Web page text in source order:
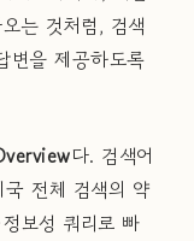
는 것처럼, 검색
변을 제공하도록
다. 검색어
전체 검색의 약
보성 쿼리로 빠